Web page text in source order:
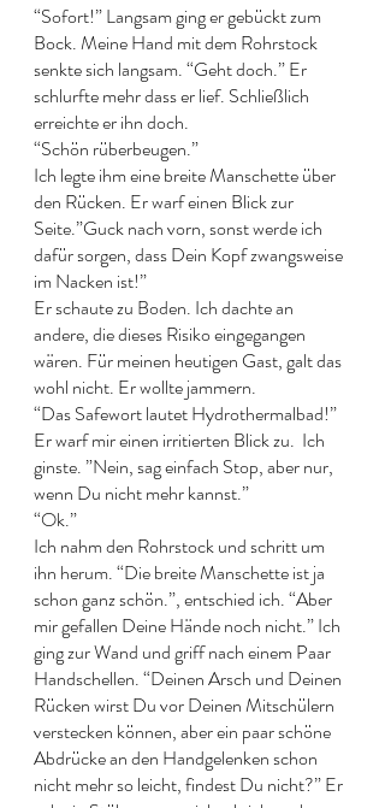
“Sofort!” Langsam ging er gebückt zum
Bock. Meine Hand mit dem Rohrstock
senkte sich langsam. “Geht doch.” Er
schlurfte mehr dass er lief. Schließlich
erreichte er ihn doch.
“Schön rüberbeugen.”
Ich legte ihm eine breite Manschette über
den Rücken. Er warf einen Blick zur
Seite.”Guck nach vorn, sonst werde ich
dafür sorgen, dass Dein Kopf zwangsweise
im Nacken ist!”
Er schaute zu Boden. Ich dachte an
andere, die dieses Risiko eingegangen
wären. Für meinen heutigen Gast, galt das
wohl nicht. Er wollte jammern.
“Das Safewort lautet Hydrothermalbad!”
Er warf mir einen irritierten Blick zu.  Ich
ginste. ”Nein, sag einfach Stop, aber nur,
wenn Du nicht mehr kannst.”
“Ok.”
Ich nahm den Rohrstock und schritt um
ihn herum. “Die breite Manschette ist ja
schon ganz schön.”, entschied ich. “Aber
mir gefallen Deine Hände noch nicht.” Ich
ging zur Wand und griff nach einem Paar
Handschellen. “Deinen Arsch und Deinen
Rücken wirst Du vor Deinen Mitschülern
verstecken können, aber ein paar schöne
Abdrücke an den Handgelenken schon
nicht mehr so leicht, findest Du nicht?” Er